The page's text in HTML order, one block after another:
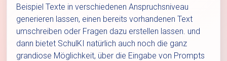
Beispiel Texte in verschiedenen Anspruchsniveau
generieren lassen, einen bereits vorhandenen Text
umschreiben oder Fragen dazu erstellen lassen. und
dann bietet SchulKI natürlich auch noch die ganz
grandiose Möglichkeit, über die Eingabe von Prompts